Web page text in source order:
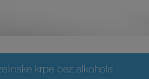
krpe bez alkohola